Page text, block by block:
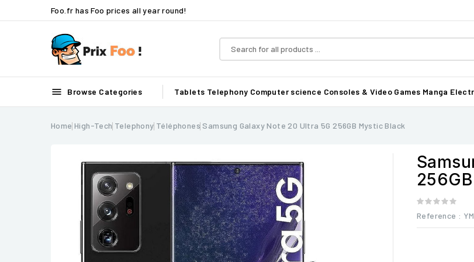
Foo.fr has Foo prices all year round!
 Browse Categories Tablets Telephony Computer science Consoles & Video Games Manga
Home High-Tech Telephony Téléphones Samsung Galaxy Note 20 Ultra 5G 256GB Mystic Black
Reference :